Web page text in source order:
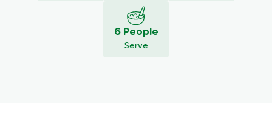
6 People
Serve